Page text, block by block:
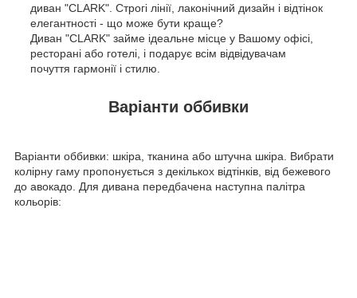
диван "CLARK". Строгі лінії, лаконічний дизайн і відтінок
елегантності - що може бути краще?
Диван "CLARK" займе ідеальне місце у Вашому офісі,
ресторані або готелі, і подарує всім відвідувачам
почуття гармонії і стилю.
Варіанти оббивки
Варіанти оббивки: шкіра, тканина або штучна шкіра. Вибрати
колірну гаму пропонується з декількох відтінків, від бежевого
до авокадо. Для дивана передбачена наступна палітра
кольорів: